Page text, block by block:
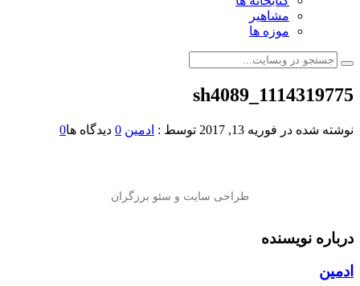
مشاهیر
موزه ها
sh4089_1114319775
نوشته شده در فوریه 13, 2017 توسط : ادمین 0 دیدگاه ها0
درباره نویسنده
ادمین